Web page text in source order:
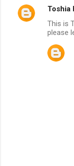
C
Toshia
This is
please